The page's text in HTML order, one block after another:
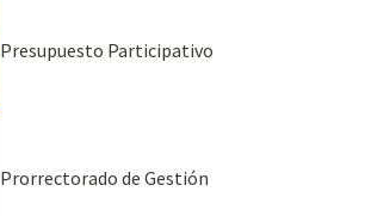
Presupuesto Participativo
Prorrectorado de Gestión